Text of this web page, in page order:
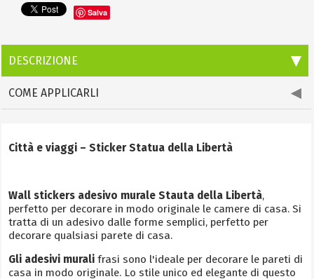
Salva
DESCRIZIONE
COME APPLICARLI
Città e viaggi – Sticker Statua della Libertà
Wall stickers adesivo murale Stauta della Libertà,
perfetto per decorare in modo originale le camere di casa. Si
tratta di un adesivo dalle forme semplici, perfetto per
decorare qualsiasi parete di casa.
Gli adesivi murali frasi sono l'ideale per decorare le pareti di
casa in modo originale. Lo stile unico ed elegante di questo